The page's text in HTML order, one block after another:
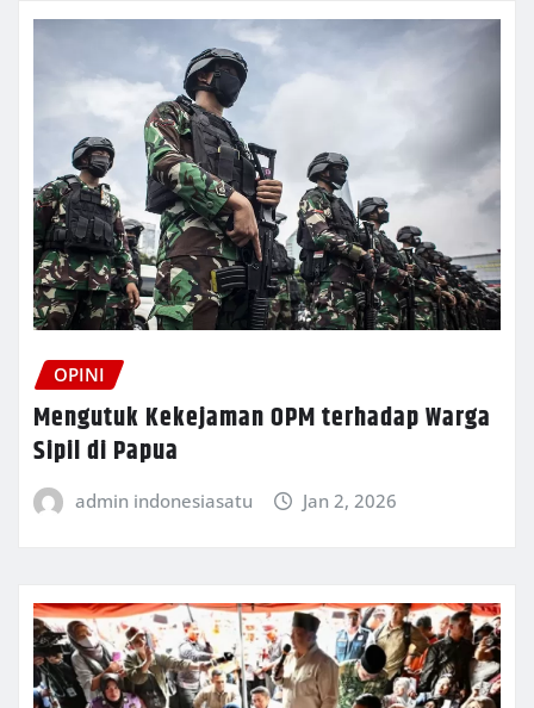
OPINI
Mengutuk Kekejaman OPM terhadap Warga
Sipil di Papua
admin indonesiasatu Jan 2, 2026